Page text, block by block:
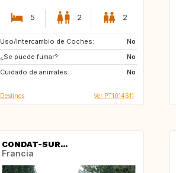
5 2 2
Uso/Intercambio de Coches:
No
¿Se puede fumar?:
No
Cuidado de animales :
No
GB
GB
Destinos Ver PT1014611
CONDAT-SUR...
Francia